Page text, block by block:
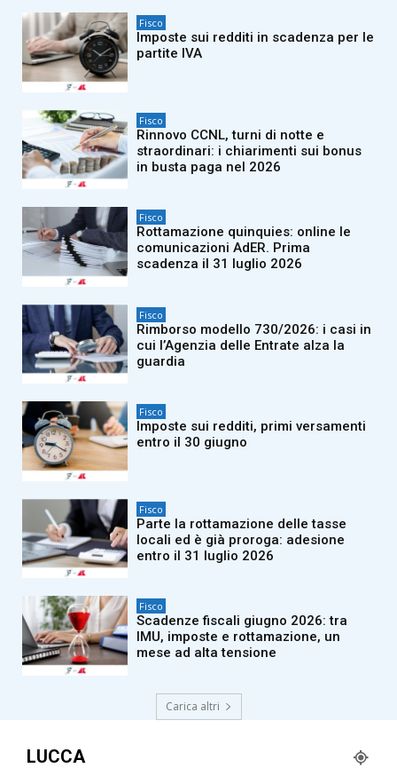
Fisco
Imposte sui redditi in scadenza per le
partite IVA
Fisco
Rinnovo CCNL, turni di notte e
straordinari: i chiarimenti sui bonus
in busta paga nel 2026
Fisco
Rottamazione quinquies: online le
comunicazioni AdER. Prima
scadenza il 31 luglio 2026
Fisco
Rimborso modello 730/2026: i casi in
cui l’Agenzia delle Entrate alza la
guardia
Fisco
Imposte sui redditi, primi versamenti
entro il 30 giugno
Fisco
Parte la rottamazione delle tasse
locali ed è già proroga: adesione
entro il 31 luglio 2026
Fisco
Scadenze fiscali giugno 2026: tra
IMU, imposte e rottamazione, un
mese ad alta tensione
Carica altri
LUCCA